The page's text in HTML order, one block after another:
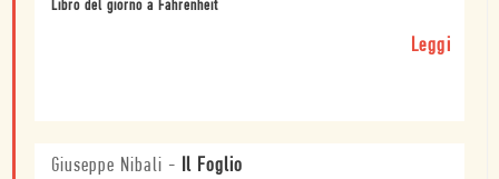
Libro del giorno a Fahrenheit
Leggi
Giuseppe Nibali - Il Foglio